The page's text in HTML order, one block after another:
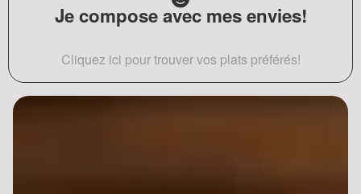
Je compose avec mes envies!
Cliquez ici pour trouver vos plats préférés!